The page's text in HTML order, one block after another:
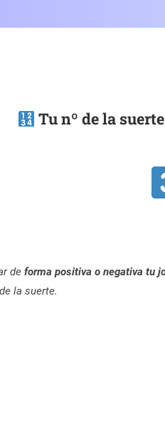
Tu nº de la
de forma positiva o negativa tu
la suerte.